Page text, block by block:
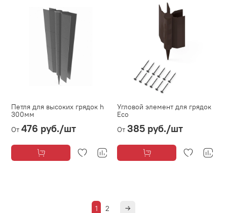
Петля для высоких грядок h
300мм
От 476 руб./шт
Угловой элемент для грядок
Eco
От 385 руб./шт
1 2